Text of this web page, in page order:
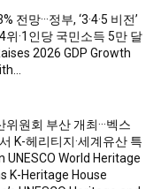
전망···정부, ‘3·4·5 비전’
위·1인당 국민소득 5만 달
2026 GDP Growth
원회 부산 개최···벡스
K-헤리티지·세계유산 특
UNESCO World Heritage
K-Heritage House